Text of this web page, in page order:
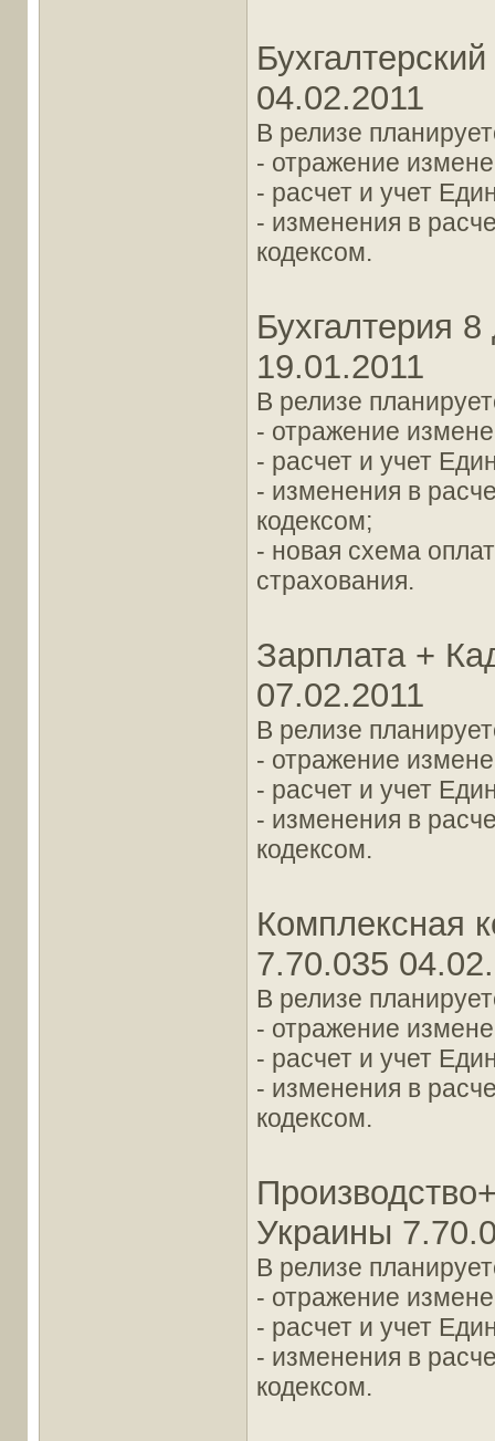
04.02.2011
В релизе
- отражение
- расчет и учет
- изменения в
кодексом.
Бухгалтерия
19.01.2011
В релизе
- отражение
- расчет и учет
- изменения в
кодексом;
- новая схема
страхования.
Зарплата +
07.02.2011
В релизе
- отражение
- расчет и учет
- изменения в
кодексом.
Комплексная
7.70.035
В релизе
- отражение
- расчет и учет
- изменения в
кодексом.
Украины
В релизе
- отражение
- расчет и учет
- изменения в
кодексом.